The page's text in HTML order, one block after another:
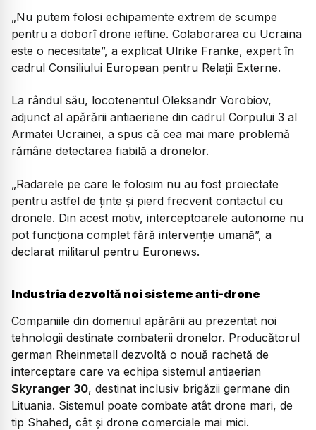
„Nu putem folosi echipamente extrem de scumpe
pentru a doborî drone ieftine. Colaborarea cu Ucraina
este o necesitate”, a explicat Ulrike Franke, expert în
cadrul Consiliului European pentru Relații Externe.
La rândul său, locotenentul Oleksandr Vorobiov,
adjunct al apărării antiaeriene din cadrul Corpului 3 al
Armatei Ucrainei, a spus că cea mai mare problemă
rămâne detectarea fiabilă a dronelor.
„Radarele pe care le folosim nu au fost proiectate
pentru astfel de ținte și pierd frecvent contactul cu
dronele. Din acest motiv, interceptoarele autonome nu
pot funcționa complet fără intervenție umană”, a
declarat militarul pentru Euronews.
Industria dezvoltă noi sisteme anti-drone
Companiile din domeniul apărării au prezentat noi
tehnologii destinate combaterii dronelor. Producătorul
german Rheinmetall dezvoltă o nouă rachetă de
interceptare care va echipa sistemul antiaerian
Skyranger 30, destinat inclusiv brigăzii germane din
Lituania. Sistemul poate combate atât drone mari, de
tip Shahed, cât și drone comerciale mai mici.